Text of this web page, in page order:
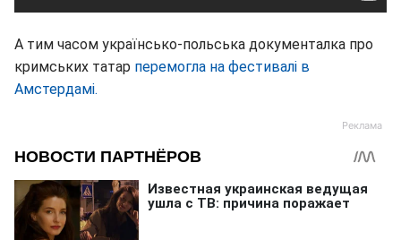
А тим часом українсько-польська документалка про
кримських татар перемогла на фестивалі в
Амстердамі.